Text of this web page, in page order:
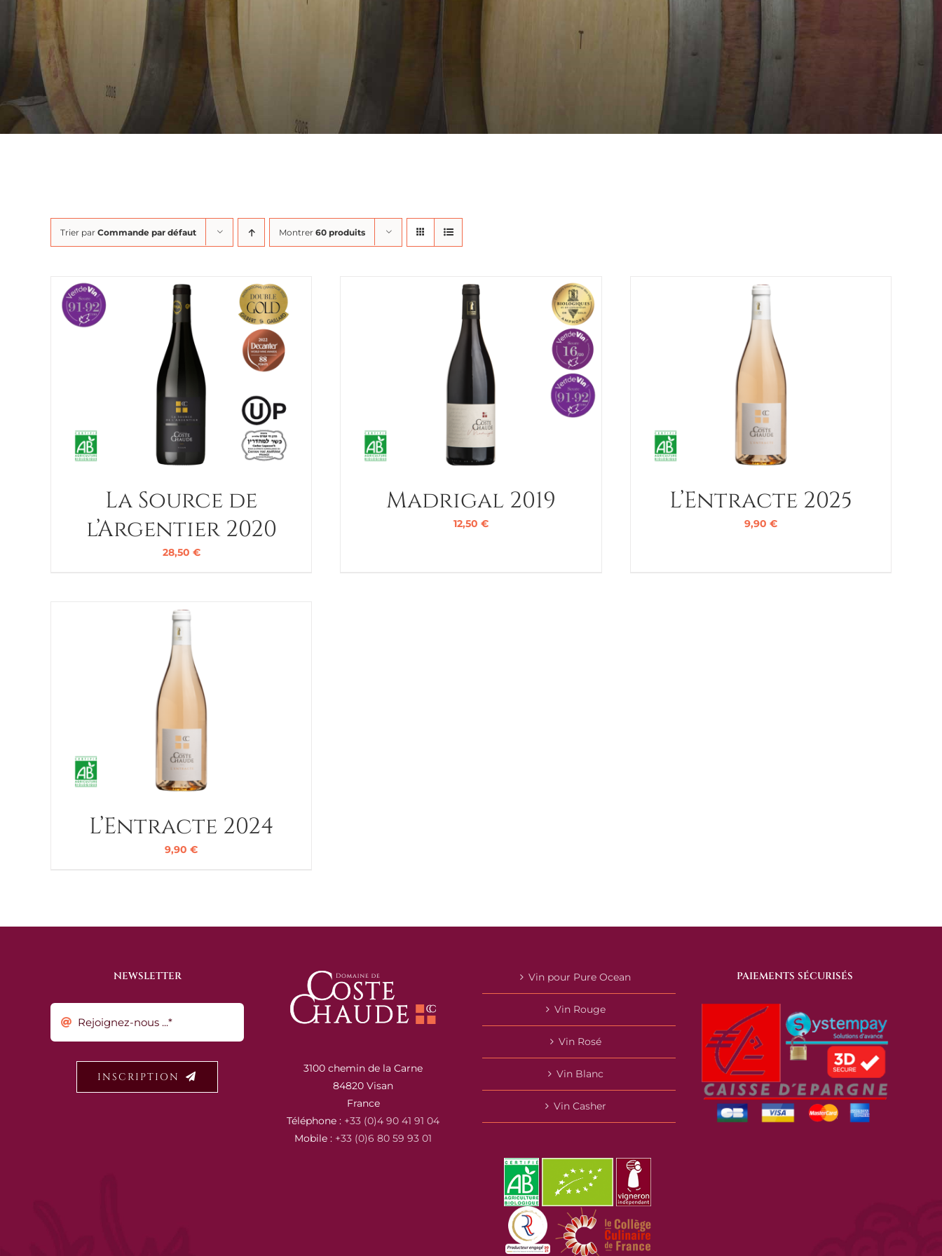
Trier par Commande par défaut Montrer 60 produits
La Source de
l’Argentier 2020
28,50 €
Madrigal 2019
12,50 €
L’Entracte 2025
9,90 €
L’Entracte 2024
9,90 €
NEWSLETTER
INSCRIPTION
3100 chemin de la Carne
84820 Visan
France
Téléphone : +33 (0)4 90 41 91 04
Mobile : +33 (0)6 80 59 93 01
Vin pour Pure Ocean
Vin Rouge
Vin Rosé
Vin Blanc
Vin Casher
PAIEMENTS SÉCURISÉS